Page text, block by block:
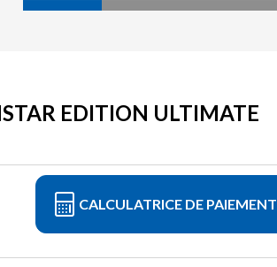
EDITION ULTIMATE
CALCULATRICE DE PAIEMENT